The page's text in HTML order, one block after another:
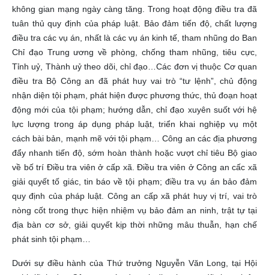
không gian mạng ngày càng tăng. Trong hoạt động điều tra đã
tuân thủ quy định của pháp luật. Bảo đảm tiến độ, chất lượng
điều tra các vụ án, nhất là các vụ án kinh tế, tham nhũng do Ban
Chỉ đạo Trung ương về phòng, chống tham nhũng, tiêu cực,
Tỉnh uỷ, Thành uỷ theo dõi, chỉ đạo…Các đơn vị thuộc Cơ quan
điều tra Bộ Công an đã phát huy vai trò “tư lệnh”, chủ động
nhận diện tội phạm, phát hiện được phương thức, thủ đoạn hoạt
động mới của tội phạm; hướng dẫn, chỉ đạo xuyên suốt với hệ
lực lượng trong áp dụng pháp luật, triển khai nghiệp vụ một
cách bài bản, mạnh mẽ với tội phạm… Công an các địa phương
đẩy nhanh tiến độ, sớm hoàn thành hoặc vượt chỉ tiêu Bộ giao
về bố trí Điều tra viên ở cấp xã. Điều tra viên ở Công an cấc xã
giải quyết tố giác, tin báo về tội phạm; điều tra vụ án bảo đảm
quy định của pháp luật. Công an cấp xã phát huy vị trí, vai trò
nòng cốt trong thực hiện nhiệm vụ bảo đảm an ninh, trật tự tại
địa bàn cơ sở, giải quyết kịp thời những mâu thuẫn, hạn chế
phát sinh tội phạm…
Dưới sự điều hành của Thứ trưởng Nguyễn Văn Long, tại Hội